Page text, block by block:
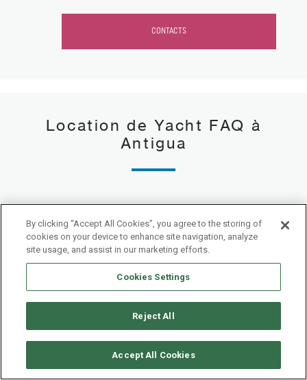
CONTACTS
Location de Yacht FAQ à
Antigua
Est-ce que Antigua est une bonne destination
pour les débutants ?
Qu'est-ce qui est inclus dans le prix d'une
location de yacht à Antigua ?
Quels types de membres d'équipage peuvent
être inclus dans la location de mon yacht en
By clicking “Accept All Cookies”, you agree to the storing of
cookies on your device to enhance site navigation, analyze
site usage, and assist in our marketing efforts.
Cookies Settings
Reject All
Accept All Cookies